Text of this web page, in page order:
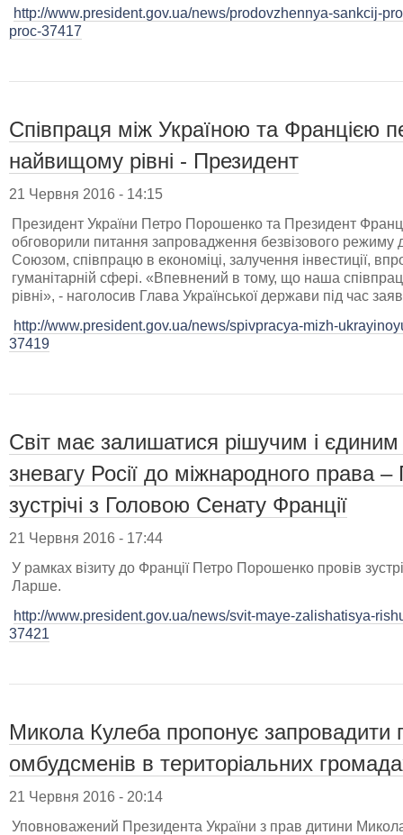
http://www.president.gov.ua/news/prodovzhennya-sankcij-
proc-37417
Співпраця між Україною та Францією
найвищому рівні - Президент
21 Червня 2016 - 14:15
Президент України Петро Порошенко та Президент
обговорили питання запровадження безвізового режиму
Союзом, співпрацю в економіці, залучення інвестиції,
гуманітарній сфері. «Впевнений в тому, що наша
рівні», - наголосив Глава Української держави під час
http://www.president.gov.ua/news/spivpracya-mizh-
37419
Світ має залишатися рішучим і єдиним
зневагу Росії до міжнародного права
зустрічі з Головою Сенату Франції
21 Червня 2016 - 17:44
У рамках візиту до Франції Петро Порошенко провів
Ларше.
http://www.president.gov.ua/news/svit-maye-zalishatisya-
37421
Микола Кулеба пропонує запровадити
омбудсменів в територіальних
21 Червня 2016 - 20:14
Уповноважений Президента України з прав дитини